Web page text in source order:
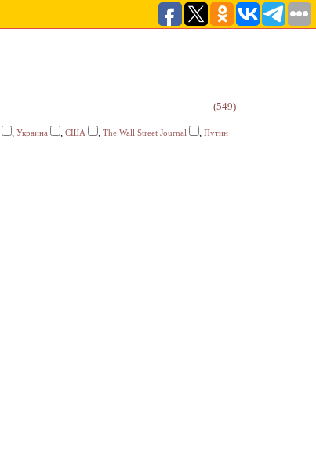
(549)
, Украина , США , The Wall Street Journal , Путин